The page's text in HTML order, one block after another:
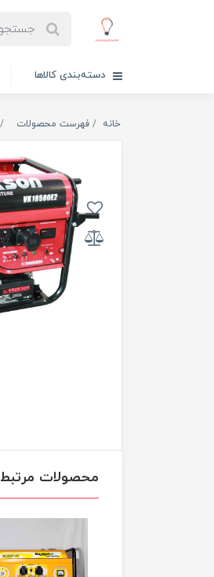
دسته‌بندی کالاها
خانه فهرست محصولات
محصولات مرتبط